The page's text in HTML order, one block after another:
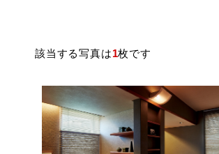
該当する写真は1枚です